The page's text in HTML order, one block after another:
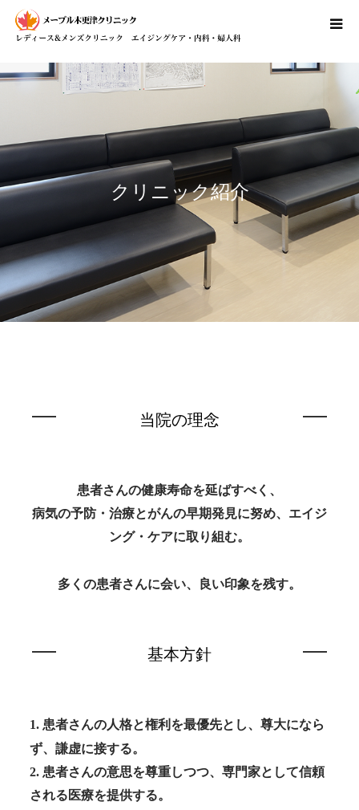
クリニック紹介
当院の理念
患者さんの健康寿命を延ばすべく、
病気の予防・治療とがんの早期発見に努め、エイジ
ング・ケアに取り組む。
多くの患者さんに会い、良い印象を残す。
基本方針
1. 患者さんの人格と権利を最優先とし、尊大になら
ず、謙虚に接する。
2. 患者さんの意思を尊重しつつ、専門家として信頼
される医療を提供する。